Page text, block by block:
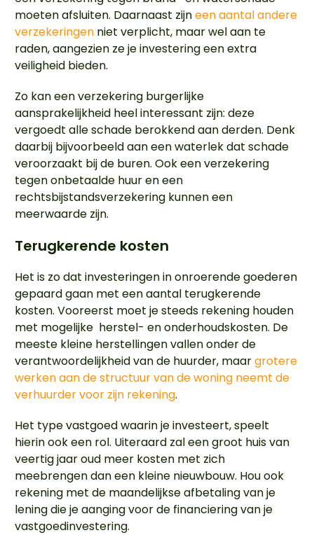
moeten afsluiten. Daarnaast zijneen aantal andere
verzekeringen niet verplicht, maar wel aan te
raden, aangezien ze je investering een extra
veiligheid bieden.
Zo kan een verzekering burgerlijke
aansprakelijkheid heel interessant zijn: deze
vergoedt alle schade berokkend aan derden. Denk
daarbij bijvoorbeeld aan een waterlek dat schade
veroorzaakt bij de buren. Ook een verzekering
tegen onbetaalde huur en een
rechtsbijstandsverzekering kunnen een
meerwaarde zijn.
Terugkerende kosten
Het is zo dat investeringen in onroerende goederen
gepaard gaan met een aantal terugkerende
kosten. Vooreerst moet je steeds rekening houden
met mogelijke herstel- en onderhoudskosten. De
meeste kleine herstellingen vallen onder de
verantwoordelijkheid van de huurder, maargrotere
werken aan de structuur van de woning neemt de
verhuurder voor zijn rekening.
Het type vastgoed waarin je investeert, speelt
hierin ook een rol. Uiteraard zal een groot huis van
veertig jaar oud meer kosten met zich
meebrengen dan een kleine nieuwbouw. Hou ook
rekening met de maandelijkse afbetaling van je
lening die je aanging voor de financiering van je
vastgoedinvestering.